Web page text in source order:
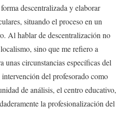
descentralizada y elaborar
situando el proceso en un
Al hablar de descentralización no
sino que me refiero a
unas circunstancias específicas del
del profesorado como
de análisis, el centro educativo,
la profesionalización del